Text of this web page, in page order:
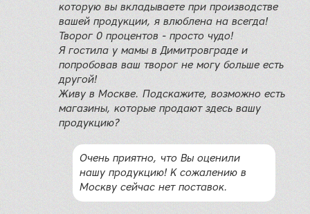
которую вы вкладываете при производстве
вашей продукции, я влюблена на всегда!
Творог 0 процентов - просто чудо!
Я гостила у мамы в Димитровграде и
попробовав ваш творог не могу больше есть
другой!
Живу в Москве. Подскажите, возможно есть
магазины, которые продают здесь вашу
продукцию?
Очень приятно, что Вы оценили
нашу продукцию! К сожалению в
Москву сейчас нет поставок.